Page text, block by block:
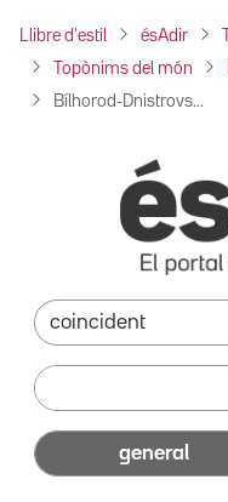
Llibre d'estil ésAdir
Topònims del món
Bílhorod-Dnistrovs...
general